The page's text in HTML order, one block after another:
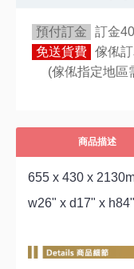
預付訂金
訂金
免送貨費 傢俬
(傢俬指定地區
商品描述
655 x 430 x
w26" x d17" x h84"